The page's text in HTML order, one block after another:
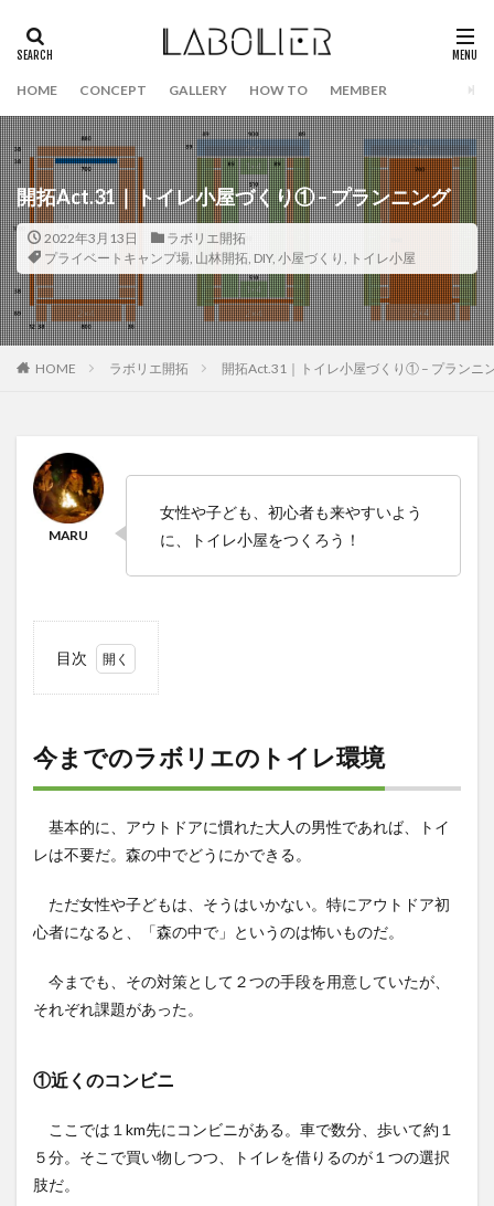
HOME CONCEPT GALLERY HOW TO MEMBER
開拓Act.31｜トイレ小屋づくり① – プランニング
2022年3月13日
ラボリエ開拓
プライベートキャンプ場, 山林開拓, DIY, 小屋づくり , トイレ小屋
HOME ラボリエ開拓 開拓Act.31｜トイレ小屋づくり① – プランニ
女性や子ども、初心者も来やすいよう
に、トイレ小屋をつくろう！
目次
ラボ
リエ
のト
環境
1.0.1
のコン
ビニ
②簡易
の仮設
トイレ
トイ
策
今までのラボリエのトイレ環境
基本的に、アウトドアに慣れた大人の男性であれば、トイ
レは不要だ。森の中でどうにかできる。
ただ女性や子どもは、そうはいかない。特にアウトドア初
心者になると、「森の中で」というのは怖いものだ。
今までも、その対策として２つの手段を用意していたが、
それぞれ課題があった。
①近くのコンビニ
ここでは１km先にコンビニがある。車で数分、歩いて約１
５分。そこで買い物しつつ、トイレを借りるのが１つの選択
肢だ。